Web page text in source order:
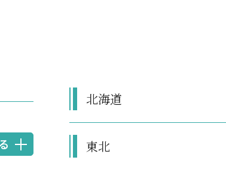
北海道
東北